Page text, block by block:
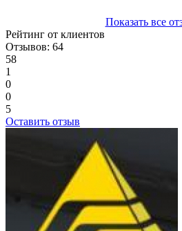
Показать все
Рейтинг от клиентов
Отзывов: 64
58
1
0
0
5
Оставить отзыв